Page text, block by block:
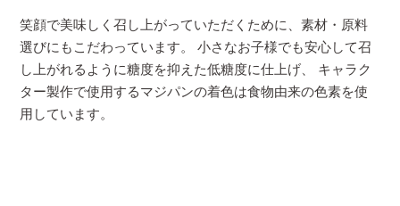
笑顔で美味しく召し上がっていただくために、素材・原料
選びにもこだわっています。 小さなお子様でも安心して召
し上がれるように糖度を抑えた低糖度に仕上げ、 キャラク
ター製作で使用するマジパンの着色は食物由来の色素を使
用しています。